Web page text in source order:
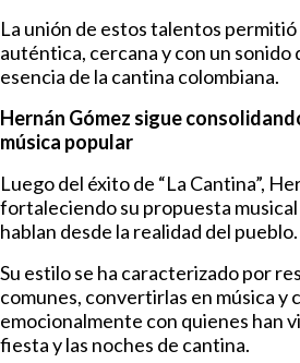
La unión de estos talentos
auténtica, cercana y con un sonido
esencia de la cantina colombiana.
Hernán Gómez sigue
música popular
Luego del éxito de “La Cantina”,
fortaleciendo su propuesta
hablan desde la realidad del pueblo.
Su estilo se ha caracterizado por
comunes, convertirlas en música y
emocionalmente con quienes han
fiesta y las noches de cantina.